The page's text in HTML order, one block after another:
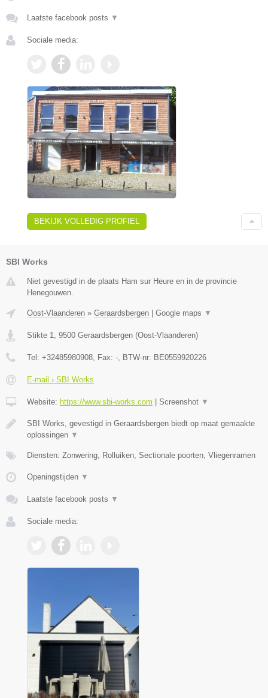
Laatste facebook posts ▼
Sociale media:
BEKIJK VOLLEDIG PROFIEL
SBI Works
Niet gevestigd in de plaats Ham sur Heure en in de provincie
Henegouwen.
Oost-Vlaanderen » Geraardsbergen | Google maps ▼
Stikte 1 9500 Geraardsbergen (Oost-Vlaanderen)
Tel: +32485980908 , Fax: - , BTW-nr: BE0559920226
E-mail › SBI Works
Website: https://www.sbi-works.com | Screenshot ▼
SBI Works, gevestigd in Geraardsbergen biedt op maat gemaakte
oplossingen ▼
Diensten: Zonwering, Rolluiken, Sectionale poorten, Vliegenramen
Openingstijden ▼
Laatste facebook posts ▼
Sociale media: